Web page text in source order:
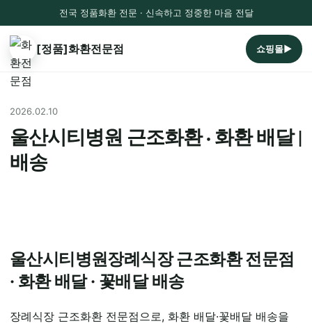
전국 정품화환 전문 · 신속하고 정중한 마음 전달
[정품]화환전문점 쇼핑몰▶
2026.02.10
울산시티병원 근조화환 · 화환 배달 |
배송
울산시티병원장례식장 근조화환 전문점
· 화환 배달 · 꽃배달 배송
장례식장 근조화환 전문점으로, 화환 배달·꽃배달 배송을